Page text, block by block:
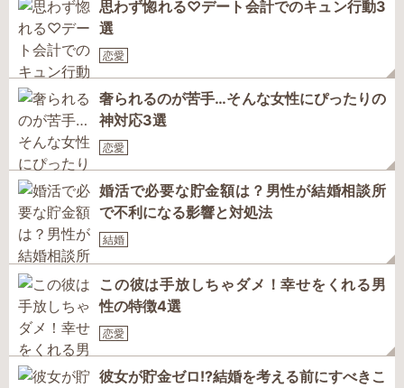
思わず惚れる♡デート会計でのキュン行動3
選
恋愛
奢られるのが苦手…そんな女性にぴったりの
神対応3選
恋愛
婚活で必要な貯金額は？男性が結婚相談所
で不利になる影響と対処法
結婚
この彼は手放しちゃダメ！幸せをくれる男
性の特徴4選
恋愛
彼女が貯金ゼロ!?結婚を考える前にすべきこ